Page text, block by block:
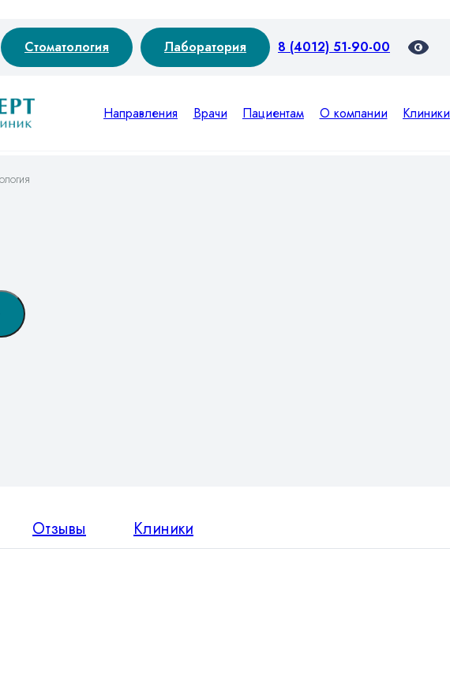
Стоматология Лаборатория 8 (4012) 51-90-00
Направления Врачи Пациентам О компании Клиники
Отзывы Клиники